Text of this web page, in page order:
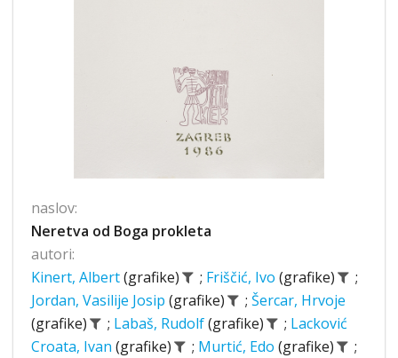
naslov:
Neretva od Boga prokleta
autori:
Kinert, Albert(grafike) ; Friščić, Ivo (grafike)
;
Jordan, Vasilije Josip (grafike) ; Šercar, Hrvoje
(grafike)
; Labaš, Rudolf(grafike) ; Lacković
Croata, Ivan (grafike) ; Murtić, Edo (grafike)
;